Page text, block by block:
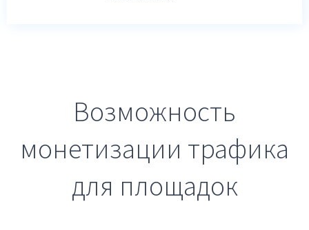
Возможность
монетизации трафика
для площадок